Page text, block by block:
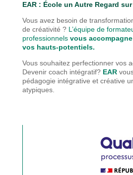
EAR : École un Autre Regard
Vous avez besoin de
de créativité ? L’équipe de
professionnels vous
vos hauts-potentiels.
Vous souhaitez perfectionner vos
Devenir coach intégratif? EAR
pédagogie intégrative et créative
atypiques.